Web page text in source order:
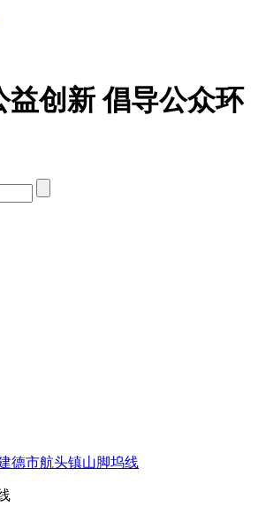
益创新 倡导公众环
德市航头镇山脚坞线